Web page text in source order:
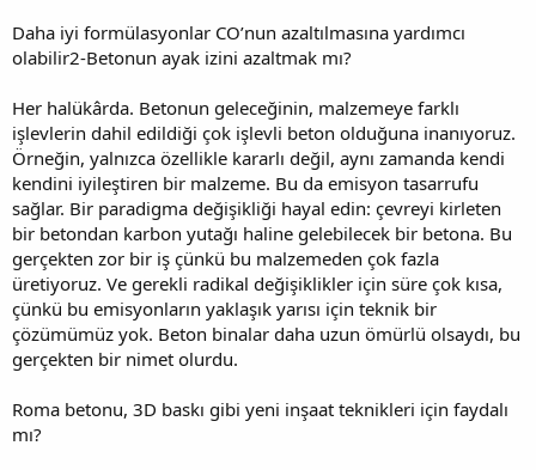
Daha iyi formülasyonlar CO’nun azaltılmasına yardımcı
olabilir2-Betonun ayak izini azaltmak mı?
Her halükârda. Betonun geleceğinin, malzemeye farklı
işlevlerin dahil edildiği çok işlevli beton olduğuna inanıyoruz.
Örneğin, yalnızca özellikle kararlı değil, aynı zamanda kendi
kendini iyileştiren bir malzeme. Bu da emisyon tasarrufu
sağlar. Bir paradigma değişikliği hayal edin: çevreyi kirleten
bir betondan karbon yutağı haline gelebilecek bir betona. Bu
gerçekten zor bir iş çünkü bu malzemeden çok fazla
üretiyoruz. Ve gerekli radikal değişiklikler için süre çok kısa,
çünkü bu emisyonların yaklaşık yarısı için teknik bir
çözümümüz yok. Beton binalar daha uzun ömürlü olsaydı, bu
gerçekten bir nimet olurdu.
Roma betonu, 3D baskı gibi yeni inşaat teknikleri için faydalı
mı?